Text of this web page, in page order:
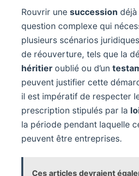
Rouvrir une succession
question complexe qui
plusieurs scénarios
de réouverture, tels que la
héritier oublié ou d’un
peuvent justifier cette
il est impératif de respecter
prescription stipulés par la
la période pendant laquelle
peuvent être entreprises.
Ces articles devraient